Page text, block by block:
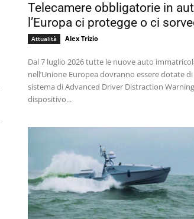
Telecamere obbligatorie in
l’Europa ci protegge o ci
Attualità Alex Trizio
Dal 7 luglio 2026 tutte le nuove auto
nell’Unione Europea dovranno essere dotate
sistema di Advanced Driver Distraction
dispositivo...